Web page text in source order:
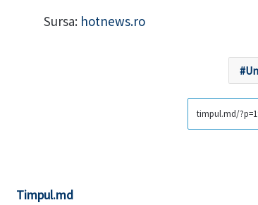
Sursa: hotnews.ro
Timpul.md